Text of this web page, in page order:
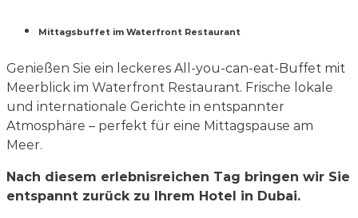
Mittagsbuffet im Waterfront Restaurant
Genießen Sie ein leckeres All-you-can-eat-Buffet mit
Meerblick im Waterfront Restaurant. Frische lokale
und internationale Gerichte in entspannter
Atmosphäre – perfekt für eine Mittagspause am
Meer.
Nach diesem erlebnisreichen Tag bringen wir Sie
entspannt zurück zu Ihrem Hotel in Dubai.